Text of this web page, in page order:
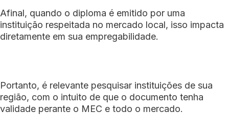
Afinal, quando o diploma é emitido por uma
instituição respeitada no mercado local, isso impacta
diretamente em sua empregabilidade.
Portanto, é relevante pesquisar instituições de sua
região, com o intuito de que o documento tenha
validade perante o MEC e todo o mercado.